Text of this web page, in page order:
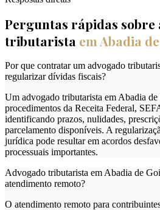
Perguntas rápidas sobre
tributarista em Abadia
Por que contratar um advogado
regularizar dívidas fiscais?
Um advogado tributarista em Abadia de
procedimentos da Receita Federal,
identificando prazos, nulidades,
parcelamento disponíveis. A
jurídica pode resultar em acordos
processuais importantes.
Advogado tributarista em Abadia de
atendimento remoto?
O atendimento remoto para